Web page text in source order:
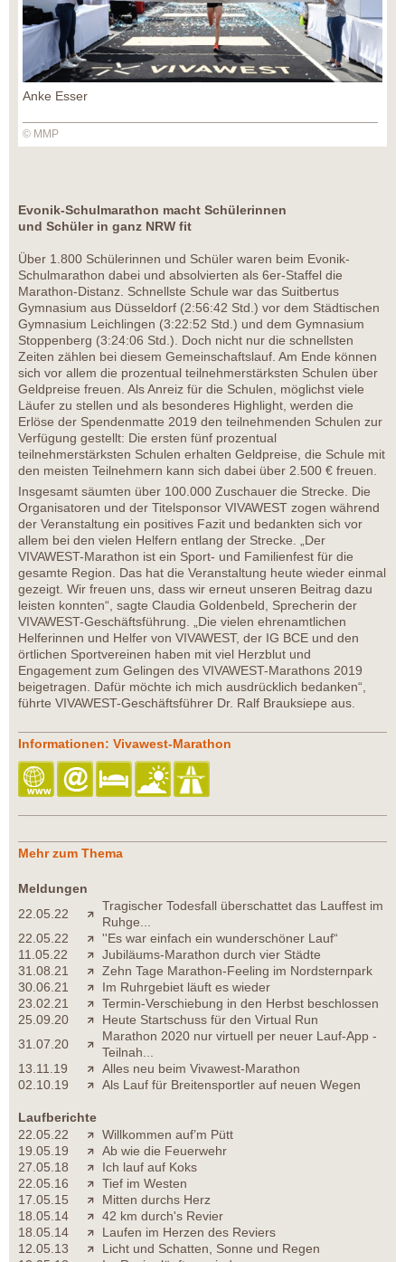
Anke Esser
© MMP
Evonik-Schulmarathon macht Schülerinnen
und Schüler in ganz NRW fit
Über 1.800 Schülerinnen und Schüler waren beim Evonik-
Schulmarathon dabei und absolvierten als 6er-Staffel die
Marathon-Distanz. Schnellste Schule war das Suitbertus
Gymnasium aus Düsseldorf (2:56:42 Std.) vor dem Städtischen
Gymnasium Leichlingen (3:22:52 Std.) und dem Gymnasium
Stoppenberg (3:24:06 Std.). Doch nicht nur die schnellsten
Zeiten zählen bei diesem Gemeinschaftslauf. Am Ende können
sich vor allem die prozentual teilnehmerstärksten Schulen über
Geldpreise freuen. Als Anreiz für die Schulen, möglichst viele
Läufer zu stellen und als besonderes Highlight, werden die
Erlöse der Spendenmatte 2019 den teilnehmenden Schulen zur
Verfügung gestellt: Die ersten fünf prozentual
teilnehmerstärksten Schulen erhalten Geldpreise, die Schule mit
den meisten Teilnehmern kann sich dabei über 2.500 € freuen.
Insgesamt säumten über 100.000 Zuschauer die Strecke. Die
Organisatoren und der Titelsponsor VIVAWEST zogen während
der Veranstaltung ein positives Fazit und bedankten sich vor
allem bei den vielen Helfern entlang der Strecke. „Der
VIVAWEST-Marathon ist ein Sport- und Familienfest für die
gesamte Region. Das hat die Veranstaltung heute wieder einmal
gezeigt. Wir freuen uns, dass wir erneut unseren Beitrag dazu
leisten konnten“, sagte Claudia Goldenbeld, Sprecherin der
VIVAWEST-Geschäftsführung. „Die vielen ehrenamtlichen
Helferinnen und Helfer von VIVAWEST, der IG BCE und den
örtlichen Sportvereinen haben mit viel Herzblut und
Engagement zum Gelingen des VIVAWEST-Marathons 2019
beigetragen. Dafür möchte ich mich ausdrücklich bedanken“,
führte VIVAWEST-Geschäftsführer Dr. Ralf Brauksiepe aus.
Informationen: Vivawest-Marathon
Mehr zum Thema
Meldungen
22.05.22
Tragischer Todesfall überschattet das Lauffest im
Ruhge...
22.05.22
''Es war einfach ein wunderschöner Lauf“
11.05.22
Jubiläums-Marathon durch vier Städte
31.08.21
Zehn Tage Marathon-Feeling im Nordsternpark
30.06.21
Im Ruhrgebiet läuft es wieder
23.02.21
Termin-Verschiebung in den Herbst beschlossen
25.09.20
Heute Startschuss für den Virtual Run
31.07.20
Marathon 2020 nur virtuell per neuer Lauf-App -
Teilnah...
13.11.19
Alles neu beim Vivawest-Marathon
02.10.19
Als Lauf für Breitensportler auf neuen Wegen
Laufberichte
22.05.22
Willkommen auf’m Pütt
19.05.19
Ab wie die Feuerwehr
27.05.18
Ich lauf auf Koks
22.05.16
Tief im Westen
17.05.15
Mitten durchs Herz
18.05.14
42 km durch's Revier
18.05.14
Laufen im Herzen des Reviers
12.05.13
Licht und Schatten, Sonne und Regen